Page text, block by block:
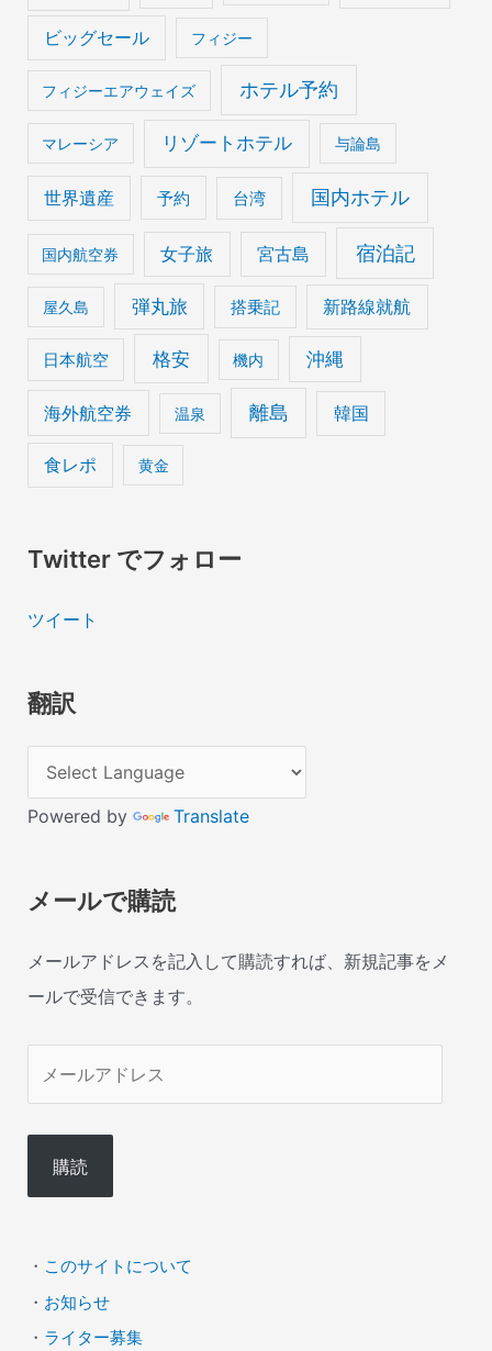
ビッグセール フィジー
フィジーエアウェイズ ホテル予約
マレーシア リゾートホテル 与論島
世界遺産 予約 台湾 国内ホテル
国内航空券 女子旅 宮古島 宿泊記
屋久島 弾丸旅 搭乗記 新路線就航
日本航空 格安 機内 沖縄
海外航空券 温泉 離島 韓国
食レポ 黄金
Twitter でフォロー
ツイート
翻訳
Powered by Translate
メールで購読
メールアドレスを記入して購読すれば、新規記事をメ
ールで受信できます。
ル
ド
ス
購読
・ このサイトについて
・ お知らせ
・ ライター募集